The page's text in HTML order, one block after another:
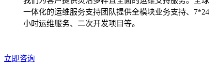
一体化的运维服务支持团队提供全模块业务支持、7*24
小时运维服务、二次开发项目等。
立即咨询